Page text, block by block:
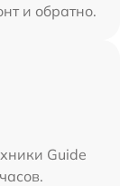
и обратно.
Guide